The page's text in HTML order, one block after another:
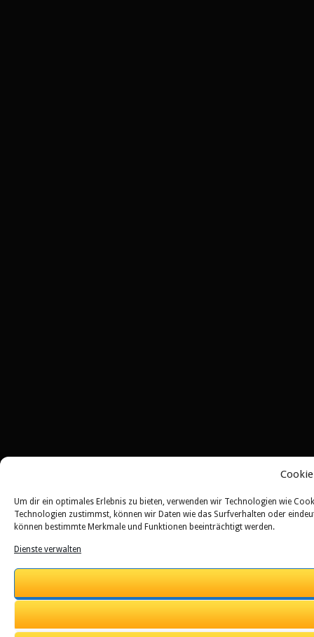
Um dir ein optimales Erlebnis zu bieten, verwenden wir Technologien wie
Technologien zustimmst, können wir Daten wie das Surfverhalten oder
können bestimmte Merkmale und Funktionen beeinträchtigt werden.
Dienste verwalten